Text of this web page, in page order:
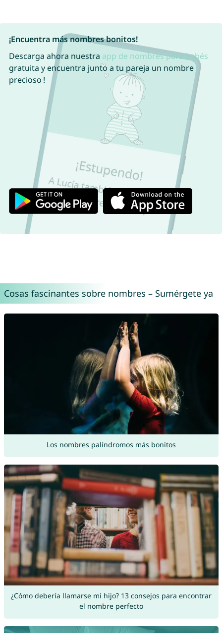
¡Encuentra más nombres bonitos!
Descarga ahora nuestra app de nombres para bebés
gratuita y encuentra junto a tu pareja un nombre
precioso !
Cosas fascinantes sobre nombres – Sumérgete ya
Los nombres palíndromos más bonitos
¿Cómo debería llamarse mi hijo? 13 consejos para encontrar
el nombre perfecto